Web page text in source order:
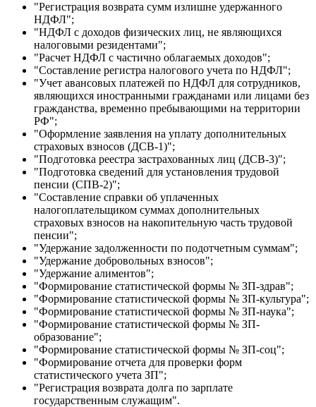
"Регистрация возврата сумм излишне удержанного
НДФЛ";
"НДФЛ с доходов физических лиц, не являющихся
налоговыми резидентами";
"Расчет НДФЛ с частично облагаемых доходов";
"Составление регистра налогового учета по НДФЛ";
"Учет авансовых платежей по НДФЛ для сотрудников,
являющихся иностранными гражданами или лицами без
гражданства, временно пребывающими на территории
РФ";
"Оформление заявления на уплату дополнительных
страховых взносов (ДСВ-1)";
"Подготовка реестра застрахованных лиц (ДСВ-3)";
"Подготовка сведений для установления трудовой
пенсии (СПВ-2)";
"Составление справки об уплаченных
налогоплательщиком суммах дополнительных
страховых взносов на накопительную часть трудовой
пенсии";
"Удержание задолженности по подотчетным суммам";
"Удержание добровольных взносов";
"Удержание алиментов";
"Формирование статистической формы № ЗП-здрав";
"Формирование статистической формы № ЗП-культура";
"Формирование статистической формы № ЗП-наука";
"Формирование статистической формы № ЗП-
образование";
"Формирование статистической формы № ЗП-соц";
"Формирование отчета для проверки форм
статистического учета ЗП";
"Регистрация возврата долга по зарплате
государственным служащим".